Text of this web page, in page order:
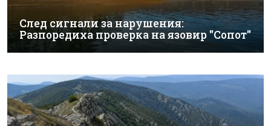
След сигнали за нарушения:
Разпоредиха проверка на язовир "Сопот"